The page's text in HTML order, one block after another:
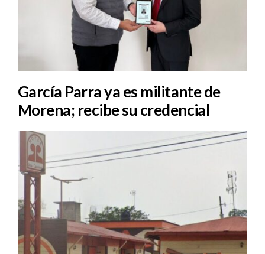
García Parra ya es militante de
Morena; recibe su credencial